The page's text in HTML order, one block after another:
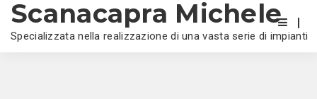
Scanacapra Michele
Specializzata nella realizzazione di una vasta serie di impianti